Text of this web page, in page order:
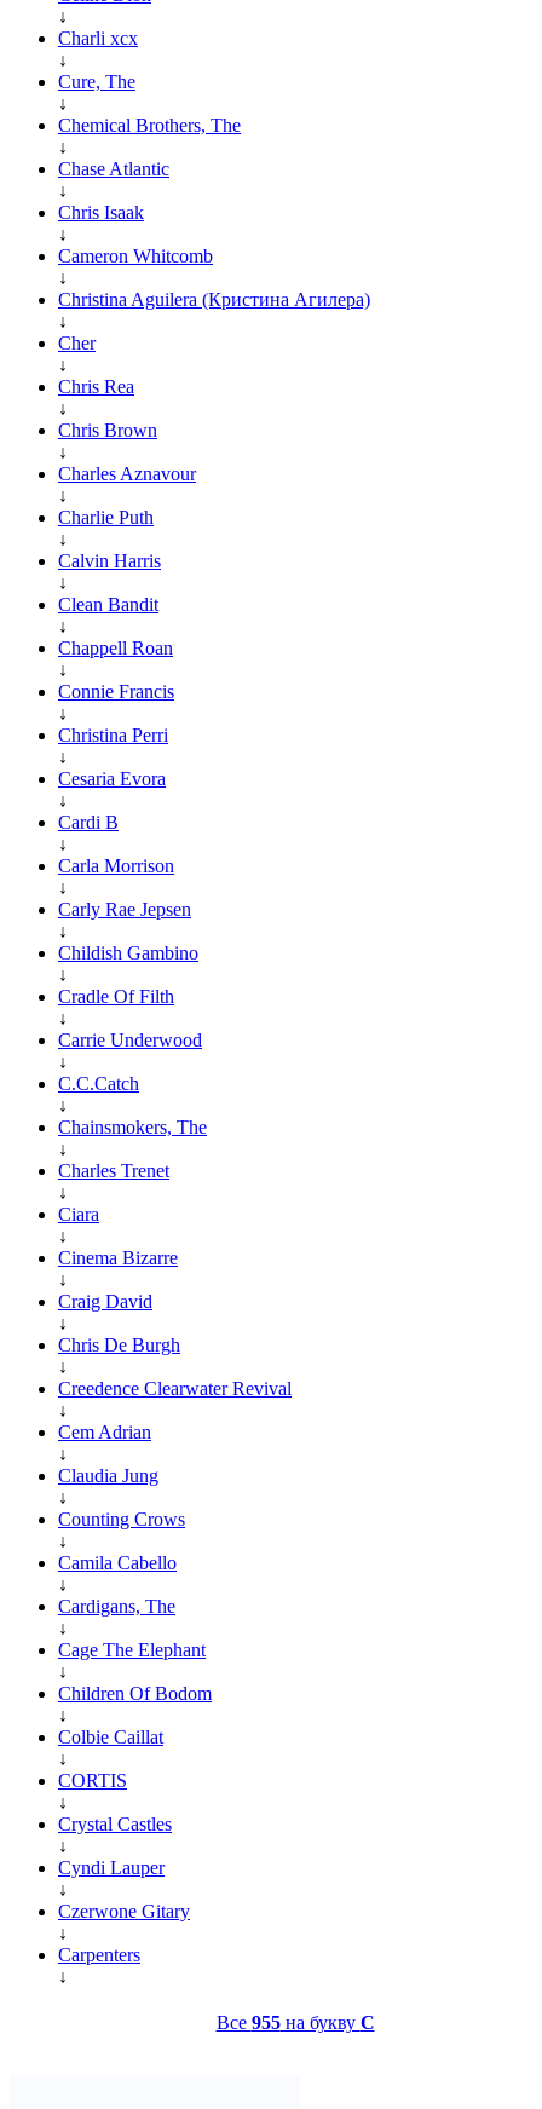
↓
Charli xcx
↓
Cure, The
↓
Chemical Brothers, The
↓
Chase Atlantic
↓
Chris Isaak
↓
Cameron Whitcomb
↓
Christina Aguilera (Кристина Агилера)
↓
Cher
↓
Chris Rea
↓
Chris Brown
↓
Charles Aznavour
↓
Charlie Puth
↓
Calvin Harris
↓
Clean Bandit
↓
Chappell Roan
↓
Connie Francis
↓
Christina Perri
↓
Cesaria Evora
↓
Cardi B
↓
Carla Morrison
↓
Carly Rae Jepsen
↓
Childish Gambino
↓
Cradle Of Filth
↓
Carrie Underwood
↓
C.C.Catch
↓
Chainsmokers, The
↓
Charles Trenet
↓
Ciara
↓
Cinema Bizarre
↓
Craig David
↓
Chris De Burgh
↓
Creedence Clearwater Revival
↓
Cem Adrian
↓
Claudia Jung
↓
Counting Crows
↓
Camila Cabello
↓
Cardigans, The
↓
Cage The Elephant
↓
Children Of Bodom
↓
Colbie Caillat
↓
CORTIS
↓
Crystal Castles
↓
Cyndi Lauper
↓
Czerwone Gitary
↓
Carpenters
↓
Все 955на букву C